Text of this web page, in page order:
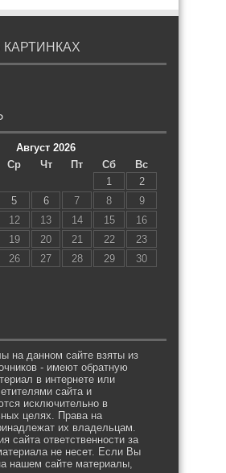
Август 2026
Ср Чт Пт Сб
Вс
1
2
5 6 7 8
9
12 13 14 15
16
19 20 21 22
23
26 27 28 29
30
на данном сайте взяты из
- имеют обратную
в интернете или
сайта и
исключительно в
целях. Права на
их владельцам.
сайта ответственности за
не несет. Если Вы
нашем сайте материалы,